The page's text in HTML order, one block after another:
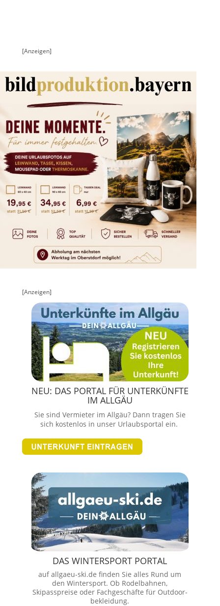
[Anzeigen]
[Anzeigen]
NEU: DAS PORTAL FÜR UNTERKÜNFTE
IM ALLGÄU
Sie sind Vermieter im Allgäu? Dann tragen Sie
sich kostenlos in unser Urlaubsportal ein.
DAS WINTERSPORT PORTAL
auf allgaeu-ski.de finden Sie alles Rund um
den Wintersport. Ob Rodelbahnen,
Skipasspreise oder Fachgeschäfte für Outdoor-
bekleidung.